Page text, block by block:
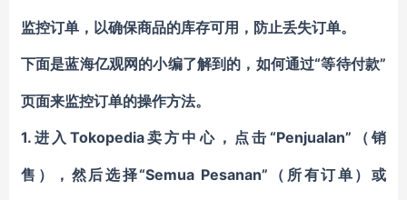
监控订单，以确保商品的库存可用，防止丢失订单。
下面是蓝海亿观网的小编了解到的， 如何通过“等待付款”
页面来监控订单的操作方法。
1. 进入 Tokopedia卖方中心，点击“Penjualan”（销
售），然后选择“Semua Pesanan”（所有订单）或